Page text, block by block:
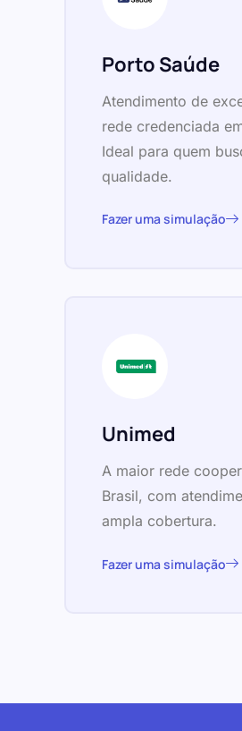
Porto Saúde
Atendimento de
rede credenciada
Ideal para quem
qualidade.
Fazer uma simulação
Unimed
A maior rede
Brasil, com
ampla cobertura.
Fazer uma simulação